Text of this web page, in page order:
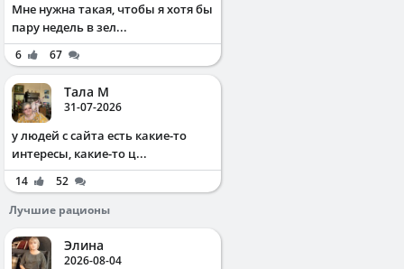
Мне нужна такая, чтобы я хотя бы
пару недель в зел...
6 67
Тала М
31-07-2026
у людей с сайта есть какие-то
интересы, какие-то ц...
14
52
Лучшие рационы
Элина
2026-08-04